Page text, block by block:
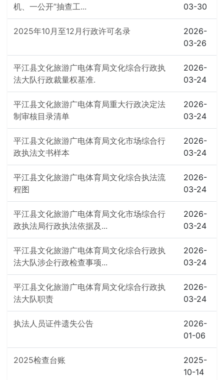
机、一公开”抽查工...
03-30
2025年10月至12月行政许可名录
2026-
03-26
平江县文化旅游广电体育局文化综合行政执
法大队行政裁量权基准.
2026-
03-24
平江县文化旅游广电体育局重大行政决定法
制审核目录清单
2026-
03-24
平江县文化旅游广电体育局文化市场综合行
政执法文书样本
2026-
03-24
平江县文化旅游广电体育局文化综合执法流
程图
2026-
03-24
平江县文化旅游广电体育局文化市场综合行
政执法局行政执法依据及...
2026-
03-24
平江县文化旅游广电体育局文化综合行政执
法大队涉企行政检查事项...
2026-
03-24
平江县文化旅游广电体育局文化综合行政执
法大队职责
2026-
03-24
执法人员证件遗失公告
2026-
01-06
2025检查台账
2025-
10-14